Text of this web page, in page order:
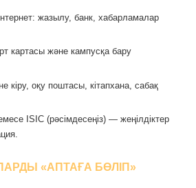
жазылу, банк, хабарламалар
картасы және кампусқа бару
кіру, оқу поштасы, кітапхана, сабақ
ISIC (рәсімдесеңіз) — жеңілдіктер
«АПТАҒА БӨЛІП»